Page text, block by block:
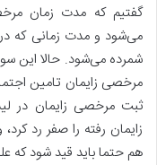
گفتیم که مدت زمان
می‌شود و مدت زمانی که در
شمرده می‌شود. حالا این
مرخصی زایمان تامین
ثبت مرخصی زایمان در
زایمان رفته را صفر رد
هم حتما باید قید شود که